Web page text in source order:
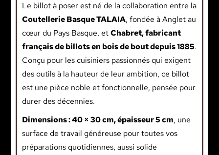
Le billot à poser est né de la collaboration entre la
Coutellerie Basque TALAIA, fondée à Anglet au
cœur du Pays Basque, etChabret, fabricant
français de billots en bois de bout depuis 1885.
Conçu pour les cuisiniers passionnés qui exigent
des outils à la hauteur de leur ambition, ce billot
est une pièce noble et fonctionnelle, pensée pour
durer des décennies.
Dimensions : 40 × 30 cm, épaisseur 5 cm, une
surface de travail généreuse pour toutes vos
préparations quotidiennes, aussi solide